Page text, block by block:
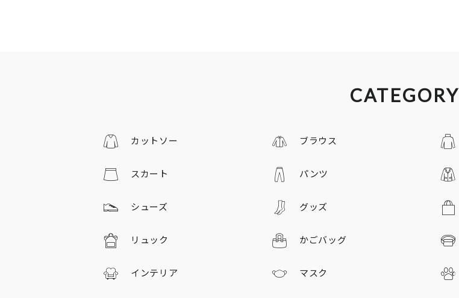
CATEGORY
カットソー ブラウス
スカート パンツ
シューズ グッズ
リュック かごバッグ
インテリア マスク